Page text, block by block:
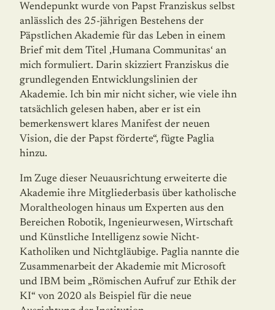
Wendepunkt wurde von Papst Franziskus selbst
anlässlich des 25-jährigen Beste­hens der
Päpstlichen Akademie für das Leben in einem
Brief mit dem Titel ‚Humana Communitas‘ an
mich formuliert. Darin skizziert Franziskus die
grundlegenden Entwick­lungslinien der
Akademie. Ich bin mir nicht sicher, wie viele ihn
tatsächlich gelesen haben, aber er ist ein
bemerkenswert klares Manifest der neuen
Vision, die der Papst förderte“, fügte Paglia
hinzu.
Im Zuge dieser Neuausrichtung erweiterte die
Akademie ihre Mitgliederbasis über ka­tho­lische
Moraltheologen hinaus um Experten aus den
Bereichen Robotik, Ingenieur­wesen, Wirtschaft
und Künstliche Intelligenz sowie Nicht-
Katholiken und Nichtgläubige. Paglia nannte die
Zusammenarbeit der Akademie mit Microsoft
und IBM beim „Römi­schen Aufruf zur Ethik der
KI“ von 2020 als Beispiel für die neue